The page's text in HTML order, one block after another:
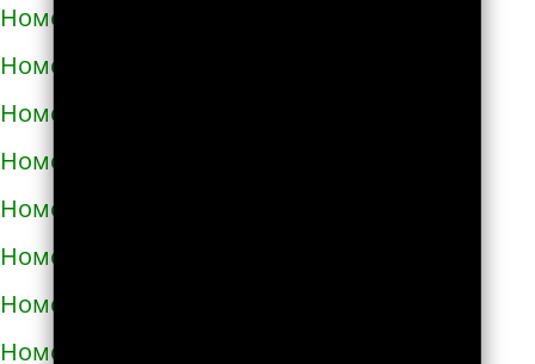
Номера телефонов такси в Городке
Номера телефонов такси в Гостомеле
Номера телефонов такси в Гребёнке
Номера телефонов такси в Дергачах
Номера телефонов такси в Днепре
Номера телефонов такси в Долине
Номера телефонов такси в Дрогобыче
Номера телефонов такси в Дублянах